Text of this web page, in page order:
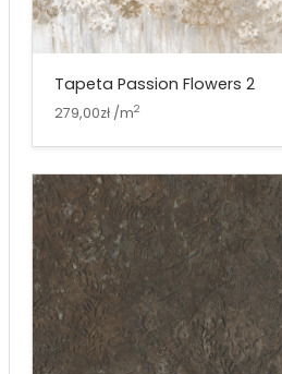
Tapeta Passion Flowers 2
279,00zł /m2